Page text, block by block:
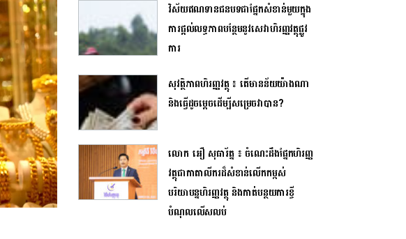
វិស័យឥណទានជនបទជាផ្នែកសំខាន់មួយក្នុង
ការផ្តល់លទ្ធភាពបន្ថែមនូវសេវាហិរញ្ញវត្ថុផ្លូវ
ការ
សុវត្ថិភាពហិរញ្ញវត្ថុ ៖ តើមានន័យយ៉ាងណា
និងធ្វើដូចម្តេចដើម្បីសម្រេចវាបាន?
លោក អឿ សុធារ័ត្ន ៖ ចំណេះដឹងផ្នែកហិរញ្ញ
វត្ថុជាកាតាលីករដ៏សំខាន់លើកកម្ពស់
បរិយាបន្នហិរញ្ញវត្ថុ និងកាត់បន្ថយការខ្ចី
បំណុលលើសលប់